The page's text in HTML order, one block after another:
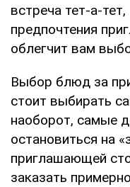
встреча тет-а-
предпочтения
облегчит вам
Выбор блюд за
стоит выбирать
наоборот, самые
остановиться на
приглашающей
заказать